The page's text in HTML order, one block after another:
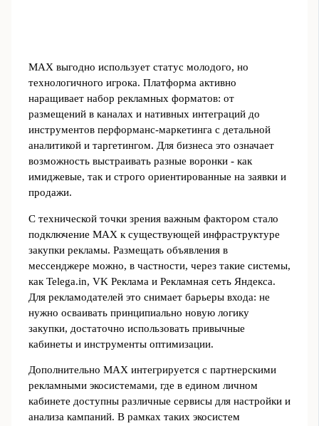
MAX выгодно использует статус молодого, но
технологичного игрока. Платформа активно
наращивает набор рекламных форматов: от
размещений в каналах и нативных интеграций до
инструментов перформанс‑маркетинга с детальной
аналитикой и таргетингом. Для бизнеса это означает
возможность выстраивать разные воронки - как
имиджевые, так и строго ориентированные на заявки и
продажи.
С технической точки зрения важным фактором стало
подключение MAX к существующей инфраструктуре
закупки рекламы. Размещать объявления в
мессенджере можно, в частности, через такие системы,
как Telega.in, VK Реклама и Рекламная сеть Яндекса.
Для рекламодателей это снимает барьеры входа: не
нужно осваивать принципиально новую логику
закупки, достаточно использовать привычные
кабинеты и инструменты оптимизации.
Дополнительно MAX интегрируется с партнерскими
рекламными экосистемами, где в едином личном
кабинете доступны различные сервисы для настройки и
анализа кампаний. В рамках таких экосистем